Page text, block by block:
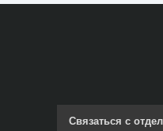
Связаться с